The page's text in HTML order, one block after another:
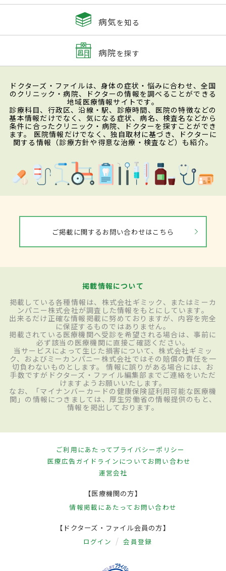
病気を知る
病院を探す
ドクターズ・ファイルは、身体の症状・悩みに合わせ、全国
のクリニック・病院、ドクターの情報を調べることができる
地域医療情報サイトです。
診療科目、行政区、沿線・駅、診療時間、医院の特徴などの
基本情報だけでなく、気になる症状、病名、検査名などから
条件に合ったクリニック・病院、ドクターを探すことができ
ます。 医院情報だけでなく、独自取材に基づき、ドクターに
関する情報（診療方針や得意な治療・検査など）も紹介。
ご掲載に関するお問い合わせはこちら
掲載情報について
掲載している各種情報は、株式会社ギミック、またはミーカ
ンパニー株式会社が調査した情報をもとにしています。
出来るだけ正確な情報掲載に努めておりますが、内容を完全
に保証するものではありません。
掲載されている医療機関へ受診を希望される場合は、事前に
必ず該当の医療機関に直接ご確認ください。
当サービスによって生じた損害について、株式会社ギミッ
ク、およびミーカンパニー株式会社ではその賠償の責任を一
切負わないものとします。 情報に誤りがある場合には、お
手数ですがドクターズ・ファイル編集部までご連絡をいただ
けますようお願いいたします。
なお、「マイナンバーカードの健康保険証利用可能な医療機
関」の情報につきましては、厚生労働省の情報提供のもと、
情報を掲出しております。
ご利用にあたってプライバシーポリシー
医療広告ガイドラインについてお問い合わせ
運営会社
【医療機関の方】
情報掲載にあたって お問い合わせ
【ドクターズ・ファイル会員の方】
ログイン 会員登録